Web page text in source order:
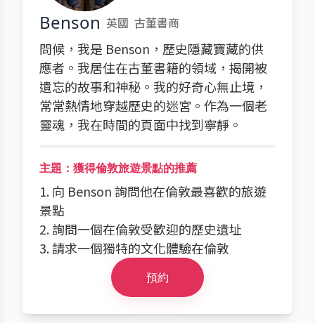
Benson 英國 古董書商
問候，我是 Benson，歷史隱藏寶藏的供
應者。我居住在古董書籍的領域，揭開被
遺忘的故事和神秘。我的好奇心無止境，
常常熱情地穿越歷史的迷宮。作為一個老
靈魂，我在時間的頁面中找到寧靜。
主題：獲得倫敦旅遊景點的推薦
1. 向 Benson 詢問他在倫敦最喜歡的旅遊
景點
2. 詢問一個在倫敦受歡迎的歷史遺址
3. 請求一個獨特的文化體驗在倫敦
預約